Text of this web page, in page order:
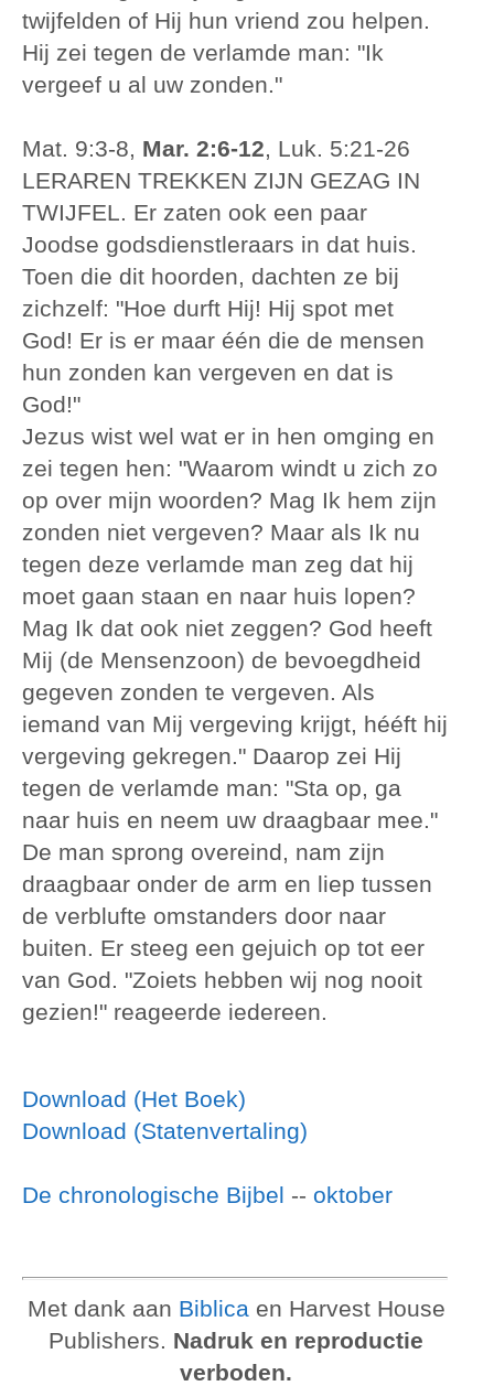
twijfelden of Hij hun vriend zou helpen.
Hij zei tegen de verlamde man: "Ik
vergeef u al uw zonden."
Mat. 9:3-8, Mar. 2:6-12, Luk. 5:21-26
LERAREN TREKKEN ZIJN GEZAG IN
TWIJFEL. Er zaten ook een paar
Joodse godsdienstleraars in dat huis.
Toen die dit hoorden, dachten ze bij
zichzelf: "Hoe durft Hij! Hij spot met
God! Er is er maar één die de mensen
hun zonden kan vergeven en dat is
God!"
Jezus wist wel wat er in hen omging en
zei tegen hen: "Waarom windt u zich zo
op over mijn woorden? Mag Ik hem zijn
zonden niet vergeven? Maar als Ik nu
tegen deze verlamde man zeg dat hij
moet gaan staan en naar huis lopen?
Mag Ik dat ook niet zeggen? God heeft
Mij (de Mensenzoon) de bevoegdheid
gegeven zonden te vergeven. Als
iemand van Mij vergeving krijgt, hééft hij
vergeving gekregen." Daarop zei Hij
tegen de verlamde man: "Sta op, ga
naar huis en neem uw draagbaar mee."
De man sprong overeind, nam zijn
draagbaar onder de arm en liep tussen
de verblufte omstanders door naar
buiten. Er steeg een gejuich op tot eer
van God. "Zoiets hebben wij nog nooit
gezien!" reageerde iedereen.
Download (Het Boek)
Download (Statenvertaling)
De chronologische Bijbel -- oktober
Met dank aan Biblicaen Harvest House
Publishers. Nadruk en reproductie
verboden.